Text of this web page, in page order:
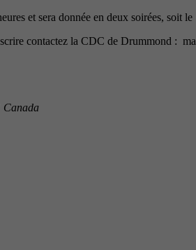
et sera donnée en deux soirées, soit
contactez la CDC de Drummond :
Canada